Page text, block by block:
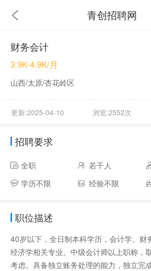
青创招聘网
财务会计
3.9K-4.9K/月
山西/太原/杏花岭区
更新:2025-04-10 浏览:2552次
招聘要求
全职 若干人
学历不限
经验不限
职位描述
40岁以下，全日制本科学历，会计学、财
经济学相关专业。中级会计师以上职称，
考虑。具备独立账务处理的能力，独立完